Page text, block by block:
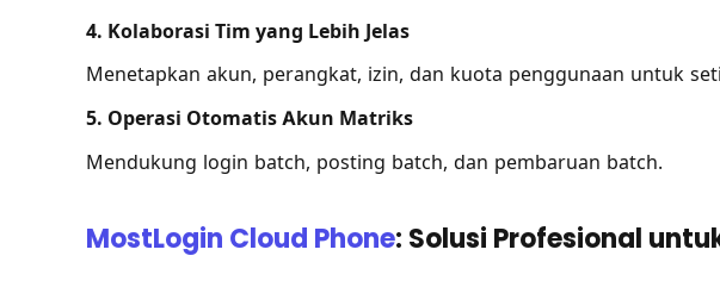
4. Kolaborasi Tim yang Lebih Jelas
Menetapkan akun, perangkat, izin, dan kuota penggunaan untuk
5. Operasi Otomatis Akun Matriks
Mendukung login batch, posting batch, dan pembaruan batch.
MostLogin Cloud Phone: Solusi Profesional